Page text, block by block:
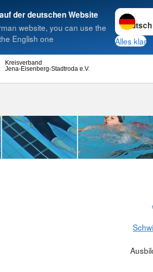
der deutschen Website
website, you can use the
English one
Sprache
Alles klar
Jena-Eisenberg-Stadtroda e.V.
Kreisverband
Suche